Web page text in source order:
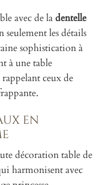
avec de ladentelle
seulement les détails
sophistication à
à une table
ceux de
en
décoration table de
harmonisent avec